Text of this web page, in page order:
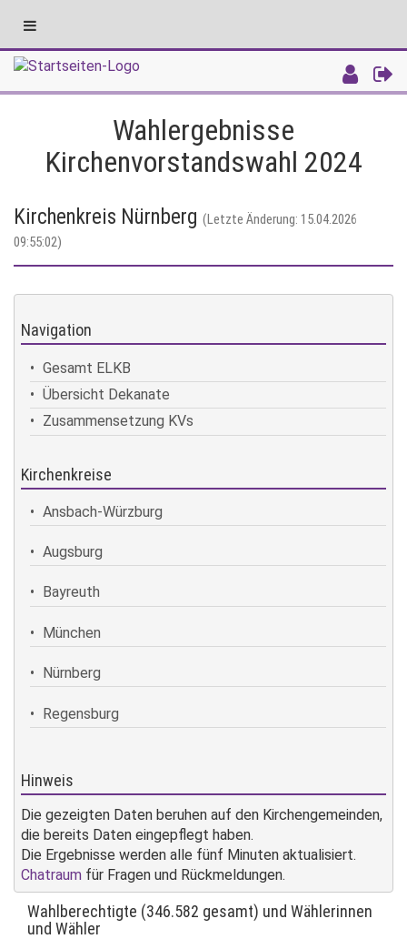
Toggle
navigation
Wahlergebnisse
Kirchenvorstandswahl 2024
Kirchenkreis Nürnberg (Letzte Änderung: 15.04.2026
09:55:02)
Navigation
Gesamt ELKB
Übersicht Dekanate
Zusammensetzung KVs
Kirchenkreise
Ansbach-Würzburg
Augsburg
Bayreuth
München
Nürnberg
Regensburg
Hinweis
Die gezeigten Daten beruhen auf den Kirchengemeinden,
die bereits Daten eingepflegt haben.
Die Ergebnisse werden alle fünf Minuten aktualisiert.
Chatraum für Fragen und Rückmeldungen.
Wahlberechtigte (346.582 gesamt) und Wählerinnen
und Wähler